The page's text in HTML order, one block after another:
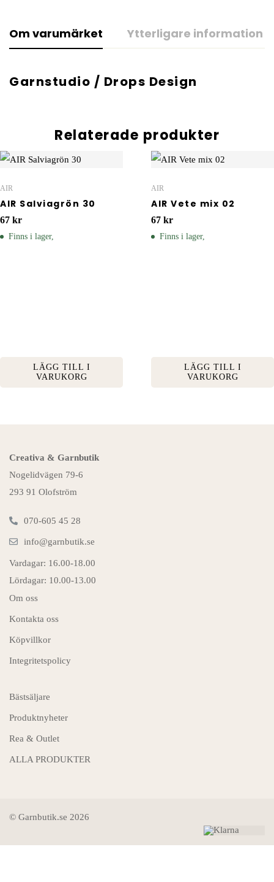
Om varumärket Ytterligare information
Garnstudio / Drops Design
Relaterade produkter
AIR
AIR Salviagrön 30
67 kr
Finns i lager,
LÄGG TILL I
VARUKORG
AIR
AIR Vete mix 02
67 kr
Finns i lager,
LÄGG TILL I
VARUKORG
Creativa & Garnbutik
Nogelidvägen 79-6
293 91 Olofström
070-605 45 28
info@garnbutik.se
Vardagar: 16.00-18.00
Lördagar: 10.00-13.00
Om oss
Kontakta oss
Köpvillkor
Integritetspolicy
Bästsäljare
Produktnyheter
Rea & Outlet
ALLA PRODUKTER
© Garnbutik.se 2026